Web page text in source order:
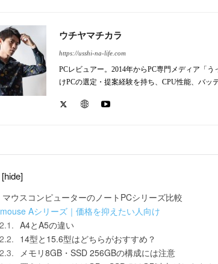
ウチヤマチカラ
https://usshi-na-life.com
PCレビュアー。2014年からPC専門メディア「
けPCの選定・提案経験を持ち、CPU性能、バッ
[hide]
マウスコンピューターのノートPCシリーズ比較
mouse Aシリーズ｜価格を抑えたい人向け
A4とA5の違い
14型と15.6型はどちらがおすすめ？
メモリ8GB・SSD 256GBの構成には注意